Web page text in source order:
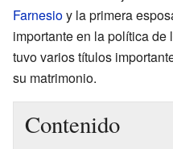
Farnesioy la primera
importante en la política de
tuvo varios títulos
su matrimonio.
Contenido